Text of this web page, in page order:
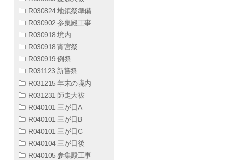
R030824 地鎮祭準備
R030902 参集殿工事
R030918 境内
R030918 宵宮祭
R030919 例祭
R031123 新嘗祭
R031215 年末の境内
R031231 師走大祓
R040101 三が日A
R040101 三が日B
R040101 三が日C
R040104 三が日後
R040105 参集殿工事